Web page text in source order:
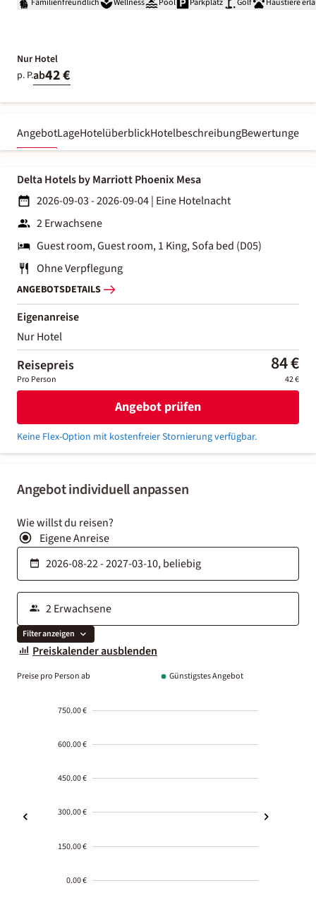
Familienfreundlich Wellness Pool Parkplatz Golf Haustiere
Nur Hotel
p. P.ab42 €
AngebotLageHotelüberblickHotelbeschreibungBewertungen
Angebot individuell anpassen
Wie willst du reisen?
Eigene Anreise
Filter anzeigen
Preiskalender ausblenden
Preise pro Person ab Günstigstes Angebot
750.00 €
600.00 €
450.00 €
300.00 €
150.00 €
0.00 €
Delta Hotels by Marriott Phoenix Mesa
2026-09-03 - 2026-09-04| Eine Hotelnacht
2 Erwachsene
Guest room, Guest room, 1 King, Sofa bed (D05)
Ohne Verpflegung
ANGEBOTSDETAILS
Eigenanreise
Nur Hotel
Reisepreis 84 €
Pro Person 42 €
Angebot prüfen
Keine Flex-Option mit kostenfreier Stornierung verfügbar.